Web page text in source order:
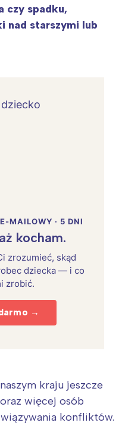
czy spadku,
nad starszymi lub
MAILOWY · 5 DNI
kocham.
zrozumieć, skąd
dziecka — i co
zrobić.
→
kraju jeszcze
więcej osób
konfliktów.